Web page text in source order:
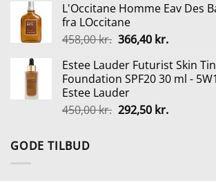
pris
var:
349,00 kr..
pris
261,75 kr..
L'Occitane Homme Eav Des
fra LOccitane
458,00kr. Den
pris
var:
458,00 kr..
366,40 kr.Den
pris
er:
Estee Lauder Futurist Skin
Foundation SPF20 30 ml -
Estee Lauder
450,00kr. Den
292,50 kr.Den
GODE TILBUD